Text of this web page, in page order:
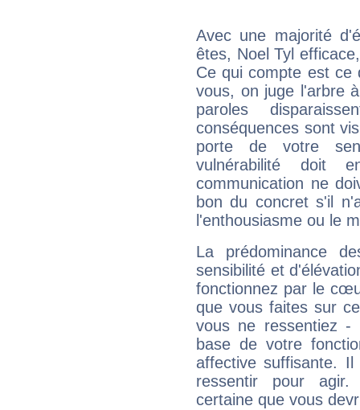
Avec une majorité
êtes, Noel Tyl
Ce qui compte est
vous, on juge l'arbre
paroles
conséquences sont
porte de votre
vulnérabilité doit
communication ne
bon du concret s'il
l'enthousiasme ou le
La prédominance
sensibilité et
fonctionnez par le
que vous faites sur
vous ne ressentiez
base de votre
affective suffisante.
ressentir pour agir.
certaine que vous